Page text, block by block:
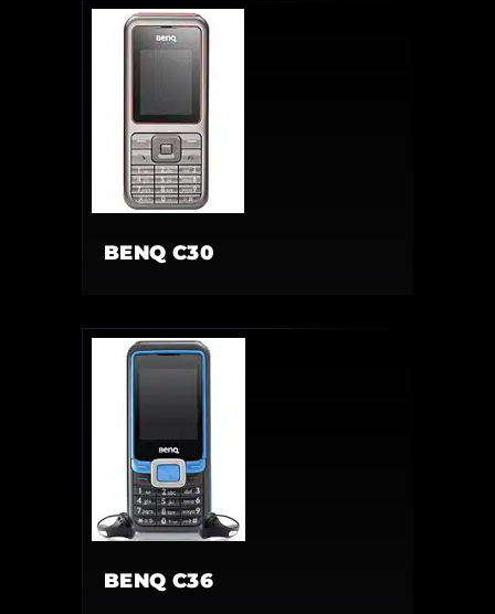
BENQ C30
BENQ C36